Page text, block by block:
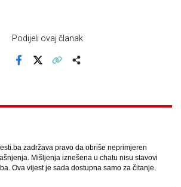
Podijeli ovaj članak
zadržava pravo da obriše neprimjeren
Mišljenja iznešena u chatu nisu stavovi
Ova vijest je sada dostupna samo za čitanje.